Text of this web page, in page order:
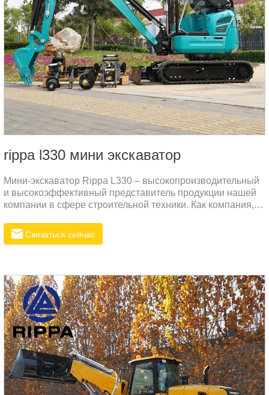
rippa l330 мини экскаватор
Мини-экскаватор Rippa L330 – высокопроизводительный
и высокоэффективный представитель продукции нашей
компании в сфере строительной техники. Как компания,
Rippa стремится предоставлять клиентам по всему миру
надежное и долговечное оборудование, которое поможет
учитывает актуальные потребности клиентов.
Связаться сейчас